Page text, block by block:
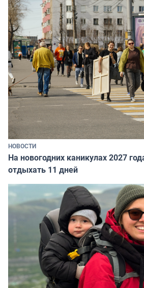
НОВОСТИ
На новогодних каникулах 2027
отдыхать 11 дней